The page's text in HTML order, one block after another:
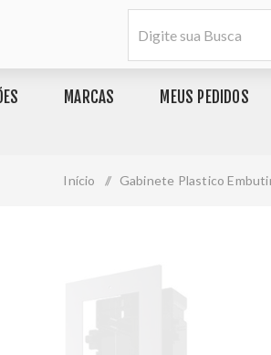
MARCAS MEUS PEDIDOS
Início / Gabinete Plastico